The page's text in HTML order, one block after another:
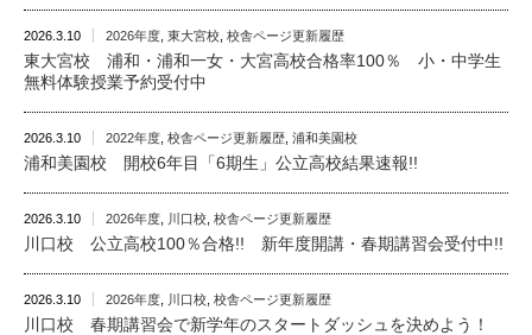
2026.3.10 2026年度 東大宮校 校舎ページ更新履歴
東大宮校 浦和・浦和一女・大宮高校合格率100％ 小・中学生
無料体験授業予約受付中
2026.3.10 2022年度 校舎ページ更新履歴 浦和美園校
浦和美園校 開校6年目「6期生」公立高校結果速報!!
2026.3.10 2026年度 川口校 校舎ページ更新履歴
川口校 公立高校100％合格!! 新年度開講・春期講習会受付中!!
2026.3.10 2026年度 川口校 校舎ページ更新履歴
川口校 春期講習会で新学年のスタートダッシュを決めよう！